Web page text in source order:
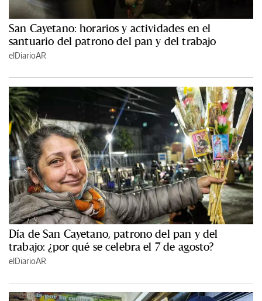
San Cayetano: horarios y actividades en el
santuario del patrono del pan y del trabajo
elDiarioAR
Día de San Cayetano, patrono del pan y del
trabajo: ¿por qué se celebra el 7 de agosto?
elDiarioAR